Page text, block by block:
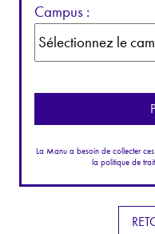
Campus :
La Manu a besoin de collecter
la politique de